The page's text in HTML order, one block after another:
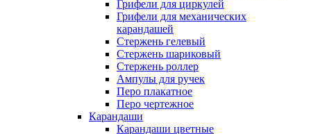
Грифели для циркулей
Грифели для механических
карандашей
Стержень гелевый
Стержень шариковый
Стержень роллер
Ампулы для ручек
Перо плакатное
Перо чертежное
Карандаши
Карандаши цветные